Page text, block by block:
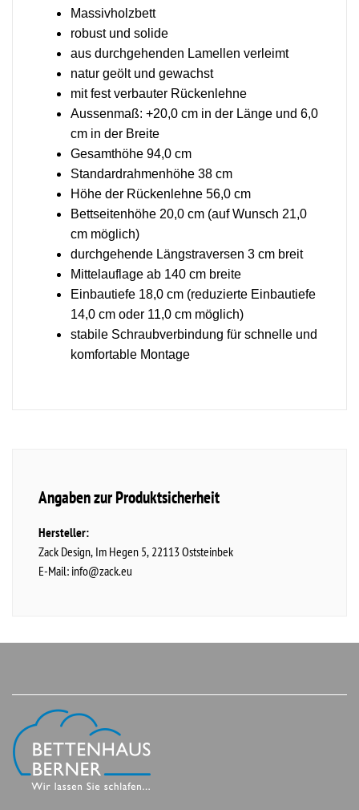
Massivholzbett
robust und solide
aus durchgehenden Lamellen verleimt
natur geölt und gewachst
mit fest verbauter Rückenlehne
Aussenmaß: +20,0 cm in der Länge und 6,0
cm in der Breite
Gesamthöhe 94,0 cm
Standardrahmenhöhe 38 cm
Höhe der Rückenlehne 56,0 cm
Bettseitenhöhe 20,0 cm (auf Wunsch 21,0
cm möglich)
durchgehende Längstraversen 3 cm breit
Mittelauflage ab 140 cm breite
Einbautiefe 18,0 cm (reduzierte Einbautiefe
14,0 cm oder 11,0 cm möglich)
stabile Schraubverbindung für schnelle und
komfortable Montage
Angaben zur Produktsicherheit
Hersteller:
Zack Design Im Hegen 5 22113Oststeinbek
E-Mail: info@zack.eu